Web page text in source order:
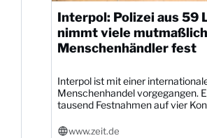
Interpol: Polizei aus 59
nimmt viele
Menschenhändler fest
Interpol ist mit einer
Menschenhandel vorgegangen.
tausend Festnahmen auf vier
www.zeit.de